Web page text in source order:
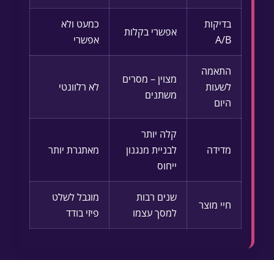
בדיקות
A/B
אפשרי בקלות
כמעט ולא
אפשרי
התאמה
לשעות
היום
מצוין – מסרים
משתנים
לא רלוונטי
מדידה
קלה יותר
לבניית מנגנון
ייחוס
מאתגרת יותר
חיי מוצר
שנים רבות
למסך עצמו
מוגבל לשלט
פיזי בודד